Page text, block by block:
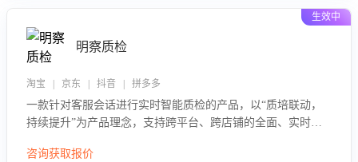
生效中
明察质检
淘宝 | 京东 | 抖音 | 拼多多
一款针对客服会话进行实时智能质检的产品，以“质培联动，
持续提升”为产品理念，支持跨平台、跨店铺的全面、实时、
队的销服能力。
咨询获取报价